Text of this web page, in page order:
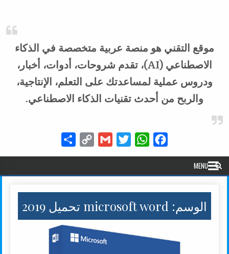
موقع التقني هو منصة عربية متخصصة في الذكاء
الاصطناعي (AI)، تقدم شروحات، أدوات، أخبار،
ودروس عملية لمساعدتك على التعلم، الإنتاجية،
والربح من أحدث تقنيات الذكاء الاصطناعي.
Facebook
WhatsApp
Twitter
Gmail
Copy
MENU
الوسم: microsoft word تحميل 2019